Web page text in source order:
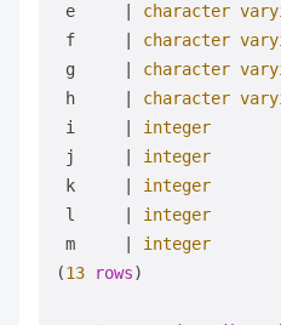
e
character
f
character
g
character
h
character
i
integer
j
integer
k
integer
l
integer
m
integer
(13 rows)